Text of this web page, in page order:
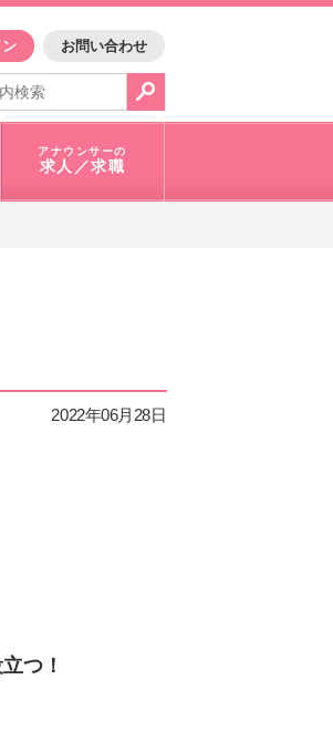
お問い合わせ
せ：
アナウンサーの
求人／求職
2022年06月28日
つ！